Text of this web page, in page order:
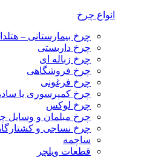
انواع چرخ
چرخ بیمارستانی –
چرخ داربستی
چرخ زباله ای
چرخ فروشگاهی
چرخ فرغونی
چرخ کمپرسوری یا
چرخ لوکس
چرخ مبلمان و وسایل
چرخ نساجی و
ساچمه
قطعات ویلچر